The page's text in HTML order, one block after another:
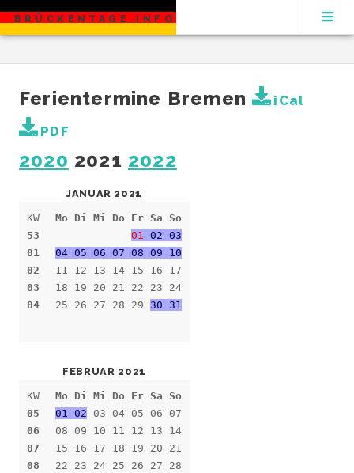
BRÜCKENTAGE.INFO
Ferientermine Bremen
iCal
PDF
2020 2021 2022
JANUAR 2021
KW
53
01
02
03
04
Mo Di Mi Do Fr Sa So
01 02 03
04 05 06 07 08 09 10
11 12 13 14 15 16 17
18 19 20 21 22 23 24
25 26 27 28 29 30 31
FEBRUAR 2021
KW
05
06
07
08
Mo Di Mi Do Fr Sa So
01 02 03 04 05 06 07
08 09 10 11 12 13 14
15 16 17 18 19 20 21
22 23 24 25 26 27 28